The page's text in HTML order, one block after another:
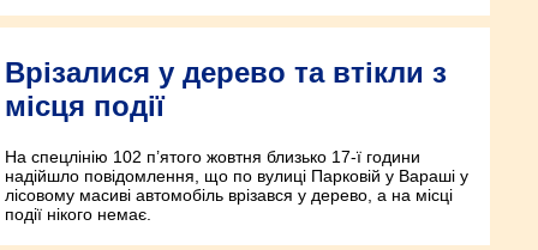
Врізалися у дерево та втікли з
місця події
На спецлінію 102 п’ятого жовтня близько 17-ї години
надійшло повідомлення, що по вулиці Парковій у Вараші у
лісовому масиві автомобіль врізався у дерево, а на місці
події нікого немає.